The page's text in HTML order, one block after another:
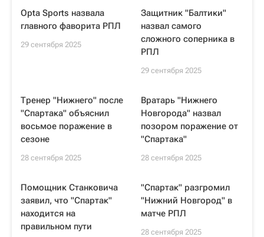
Opta Sports назвала
главного фаворита РПЛ
29 сентября 2025
Защитник "Балтики"
назвал самого
сложного соперника в
РПЛ
29 сентября 2025
Тренер "Нижнего" после
"Спартака" объяснил
восьмое поражение в
сезоне
28 сентября 2025
Вратарь "Нижнего
Новгорода" назвал
позором поражение от
"Спартака"
28 сентября 2025
Помощник Станковича
заявил, что "Спартак"
находится на
правильном пути
"Спартак" разгромил
"Нижний Новгород" в
матче РПЛ
28 сентября 2025